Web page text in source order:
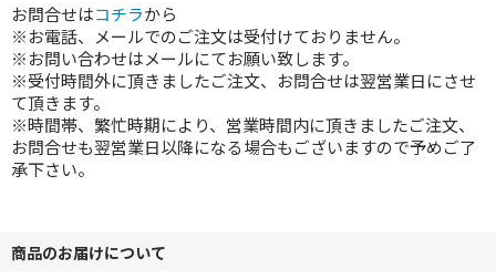
お問合せはコチラから
※お電話、メールでのご注文は受付けておりません。
※お問い合わせはメールにてお願い致します。
※受付時間外に頂きましたご注文、お問合せは翌営業日にさせ
て頂きます。
※時間帯、繁忙時期により、営業時間内に頂きましたご注文、
お問合せも翌営業日以降になる場合もございますので予めご了
承下さい。
商品のお届けについて